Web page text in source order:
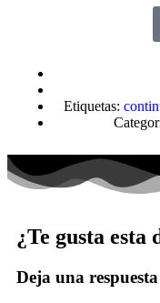
Etiquetas:
¿Te gusta
Deja una respuesta